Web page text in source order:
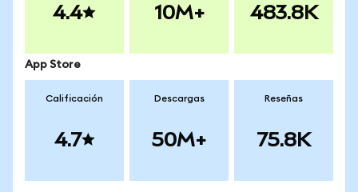
4.4 10M+ 483.8K
App Store
Calificación
4.7
Descargas
50M+
Reseñas
75.8K